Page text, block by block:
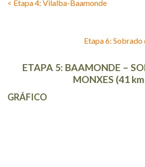
< Etapa 4: Vilalba-Baamonde
Etapa 6:
ETAPA 5: BAAMONDE –
MONXES (41
GRÁFICO